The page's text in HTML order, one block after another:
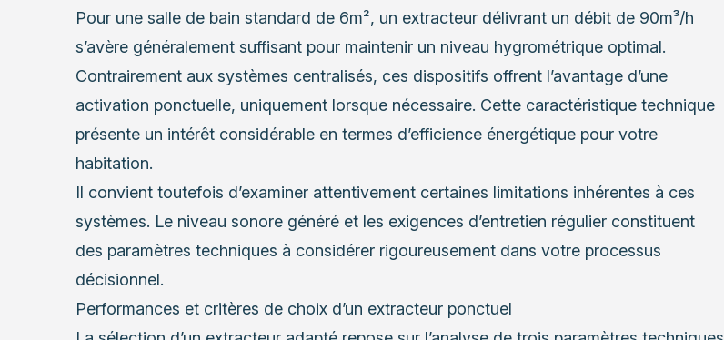
Pour une salle de bain standard de 6m², un extracteur délivrant un débit de 90m³/h
s’avère généralement suffisant pour maintenir un niveau hygrométrique optimal.
Contrairement aux systèmes centralisés, ces dispositifs offrent l’avantage d’une
activation ponctuelle, uniquement lorsque nécessaire. Cette caractéristique technique
présente un intérêt considérable en termes d’efficience énergétique pour votre
habitation.
Il convient toutefois d’examiner attentivement certaines limitations inhérentes à ces
systèmes. Le niveau sonore généré et les exigences d’entretien régulier constituent
des paramètres techniques à considérer rigoureusement dans votre processus
décisionnel.
Performances et critères de choix d’un extracteur ponctuel